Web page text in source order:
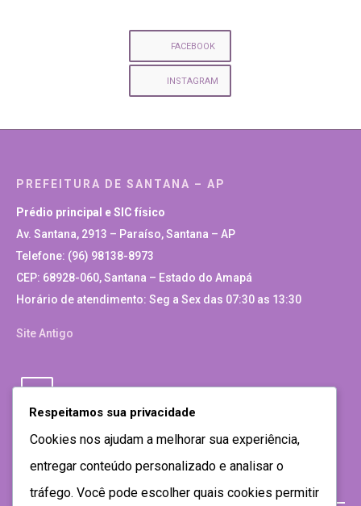
FACEBOOK
INSTAGRAM
PREFEITURA DE SANTANA – AP
Prédio principal e SIC físico
Av. Santana, 2913 – Paraíso, Santana – AP
Telefone: (96) 98138-8973
CEP: 68928-060, Santana – Estado do Amapá
Horário de atendimento: Seg a Sex das 07:30 as 13:30
Site Antigo
Respeitamos sua privacidade
Cookies nos ajudam a melhorar sua experiência,
entregar conteúdo personalizado e analisar o
tráfego. Você pode escolher quais cookies permitir